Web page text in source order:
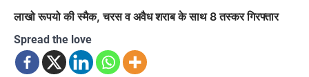
लाखो रूपयो की स्मैक, चरस व अवैध शराब के साथ 8 तस्कर गिरफ्तार
Spread the love